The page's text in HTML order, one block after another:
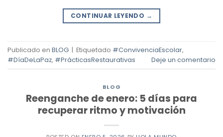
CONTINUAR LEYENDO →
Publicado en BLOG | Etiquetado #ConvivenciaEscolar,
#DíaDeLaPaz, #PrácticasRestaurativas Deje un comentario
BLOG
Reenganche de enero: 5 días para
recuperar ritmo y motivación